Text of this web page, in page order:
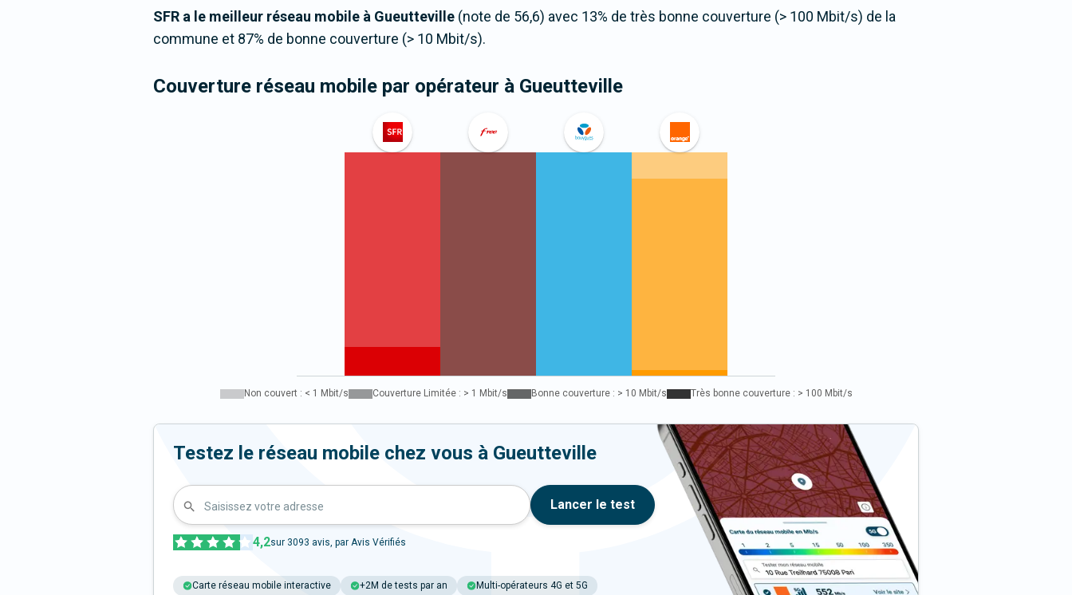
SFR a le meilleur réseau mobile à Gueutteville (note de 56,6) avec 13% de très bonne couverture (> 100 Mbit/s) de la
commune et 87% de bonne couverture (> 10 Mbit/s).
Couverture réseau mobile par opérateur à Gueutteville
Non couvert : < 1 Mbit/s Couverture Limitée : > 1 Mbit/s Bonne couverture : > 10 Mbit/s Très bonne couverture : > 100 Mbit/s
Testez le réseau mobile chez vous à Gueutteville
Saisissez votre adresse Lancer le test
4,2sur 3093 avis, par Avis Vérifiés
Carte réseau mobile interactive +2M de tests par an Multi-opérateurs 4G et 5G